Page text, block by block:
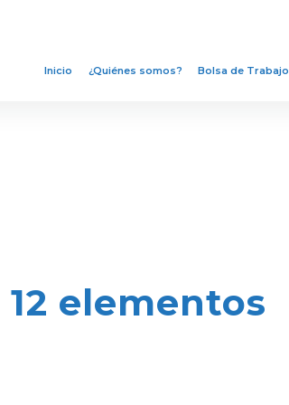
Inicio ¿Quiénes somos? Bolsa de Trabajo
elementos